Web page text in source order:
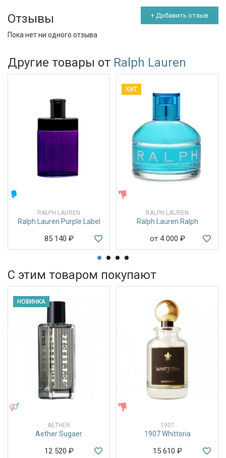
Отзывы + Добавить отзыв
Пока нет ни одного отзыва
Другие товары от Ralph Lauren
RALPH LAUREN
Ralph Lauren Purple Label
85 140 ₽
ХИТ
RALPH LAUREN
Ralph Lauren Ralph
от 4 000 ₽
С этим товаром покупают
НОВИНКА
AETHER
Aether Sugaer
12 520 ₽
1907
1907 Whittoria
15 610 ₽